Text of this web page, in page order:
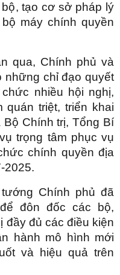
tạo cơ sở pháp lý
máy chính quyền
qua, Chính phủ và
những chỉ đạo quyết
nhiều hội nghị,
quán triệt, triển khai
Chính trị, Tổng Bí
trọng tâm phục vụ
chính quyền địa
2025.
Chính phủ đã
đôn đốc các bộ,
đầy đủ các điều kiện
hành mô hình mới
và hiệu quả trên